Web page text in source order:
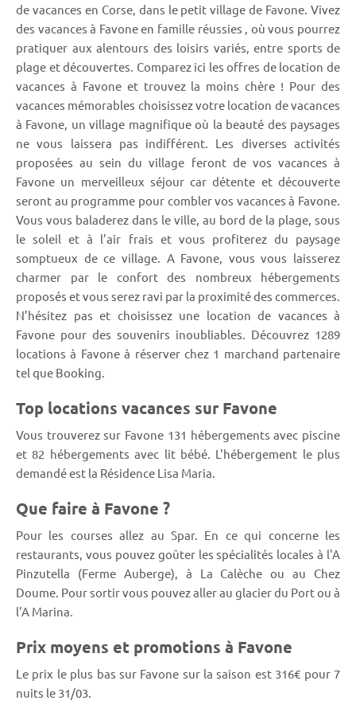
de vacances en Corse, dans le petit village de Favone. Vivez
des vacances à Favone en famille réussies , où vous pourrez
pratiquer aux alentours des loisirs variés, entre sports de
plage et découvertes. Comparez ici les offres de location de
vacances à Favone et trouvez la moins chère ! Pour des
vacances mémorables choisissez votre location de vacances
à Favone, un village magnifique où la beauté des paysages
ne vous laissera pas indifférent. Les diverses activités
proposées au sein du village feront de vos vacances à
Favone un merveilleux séjour car détente et découverte
seront au programme pour combler vos vacances à Favone.
Vous vous baladerez dans le ville, au bord de la plage, sous
le soleil et à l’air frais et vous profiterez du paysage
somptueux de ce village. A Favone, vous vous laisserez
charmer par le confort des nombreux hébergements
proposés et vous serez ravi par la proximité des commerces.
N’hésitez pas et choisissez une location de vacances à
Favone pour des souvenirs inoubliables. Découvrez 1289
locations à Favone à réserver chez 1 marchand partenaire
tel que Booking.
Top locations vacances sur Favone
Vous trouverez sur Favone 131 hébergements avec piscine
et 82 hébergements avec lit bébé. L'hébergement le plus
demandé est la Résidence Lisa Maria.
Que faire à Favone ?
Pour les courses allez au Spar. En ce qui concerne les
restaurants, vous pouvez goûter les spécialités locales à l'A
Pinzutella (Ferme Auberge), à La Calèche ou au Chez
Doume. Pour sortir vous pouvez aller au glacier du Port ou à
l'A Marina.
Prix moyens et promotions à Favone
Le prix le plus bas sur Favone sur la saison est 316€ pour 7
nuits le 31/03.